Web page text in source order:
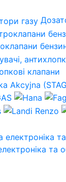
клапани
та